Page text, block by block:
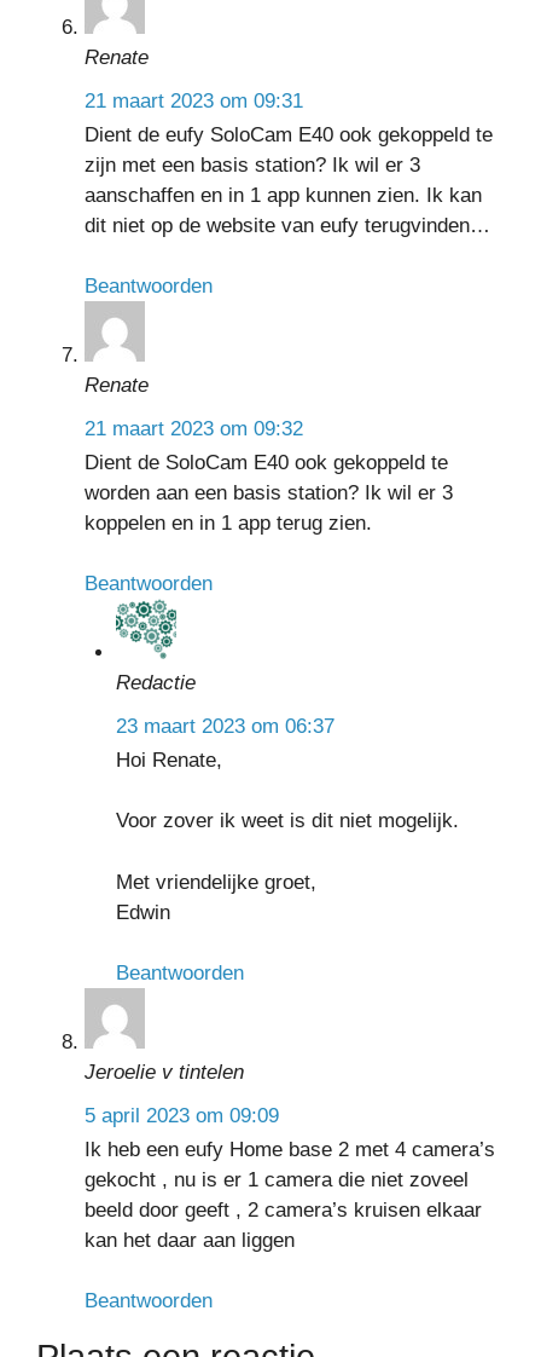
Renate
21 maart 2023 om 09:31
Dient de eufy SoloCam E40 ook gekoppeld te
zijn met een basis station? Ik wil er 3
aanschaffen en in 1 app kunnen zien. Ik kan
dit niet op de website van eufy terugvinden…
Beantwoorden
Renate
21 maart 2023 om 09:32
Dient de SoloCam E40 ook gekoppeld te
worden aan een basis station? Ik wil er 3
koppelen en in 1 app terug zien.
Beantwoorden
Redactie
23 maart 2023 om 06:37
Hoi Renate,
Voor zover ik weet is dit niet mogelijk.
Met vriendelijke groet,
Edwin
Beantwoorden
Jeroelie v tintelen
5 april 2023 om 09:09
Ik heb een eufy Home base 2 met 4 camera’s
gekocht , nu is er 1 camera die niet zoveel
beeld door geeft , 2 camera’s kruisen elkaar
kan het daar aan liggen
Beantwoorden